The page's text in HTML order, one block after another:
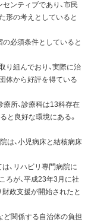
ンティブであり、市民
形の考えとしていると
の必須条件としていると
り組んでおり、実際に治
体から好評を得ている
療所、診療科は13科存在
と良好な環境にある。
は、小児病床と結核病床
、リハビリ専門病院に
ろが、平成23年3月に社
財政支援が開始されたと
ど関係する自治体の負担